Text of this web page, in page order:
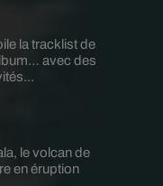
la tracklist de
avec des
le volcan de
en éruption